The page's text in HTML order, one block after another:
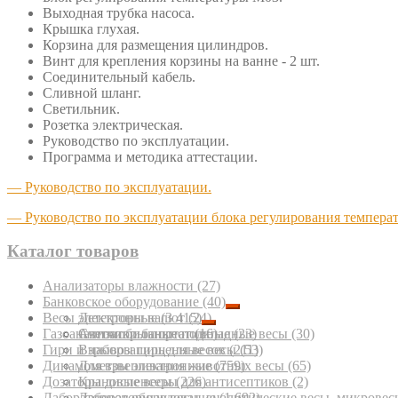
Выходная трубка насоса.
Крышка глухая.
Корзина для размещения цилиндров.
Винт для крепления корзины на ванне ‑ 2 шт.
Соединительный кабель.
Сливной шланг.
Светильник.
Розетка электрическая.
Руководство по эксплуатации.
Программа и методика аттестации.
— Руководство по эксплуатации.
— Руководство по эксплуатации блока регулирования
Каталог товаров
Анализаторы влажности (27)
Банковское оборудование (40)
Детекторы валют(24)
Счетчики банкнот(16)
Весы электронные(3 415)
Автомобильные подкладные весы (30)
Взрывозащищенные весы(53)
Для взвешивания животных весы (65)
Крановые весы(226)
Газоанализаторы портативные(23)
Гири и наборы гирь для весов(211)
Динамометры электронные(759)
Дозаторы диспенсеры для антисептиков (2)